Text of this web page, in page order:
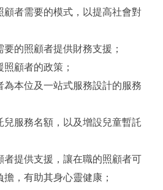
顧者需要的模式，以提高社會對
的照顧者提供財務支援；
顧者的政策；
本位及一站式服務設計的服務
兒服務名額，以及增設兒童暫託
提供支援，讓在職的照顧者可
，有助其身心靈健康；